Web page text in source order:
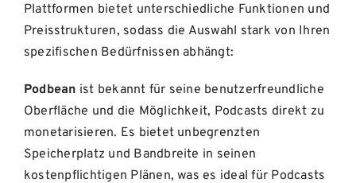
Plattformen bietet unterschiedliche Funktionen und
Preisstrukturen, sodass die Auswahl stark von Ihren
spezifischen Bedürfnissen abhängt:
Podbean ist bekannt für seine benutzerfreundliche
Oberfläche und die Möglichkeit, Podcasts direkt zu
monetarisieren. Es bietet unbegrenzten
Speicherplatz und Bandbreite in seinen
kostenpflichtigen Plänen, was es ideal für Podcasts